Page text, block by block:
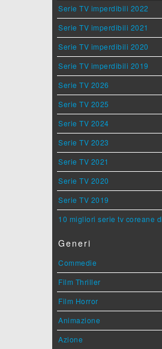
Serie TV imperdibili 2022
Serie TV imperdibili 2021
Serie TV imperdibili 2020
Serie TV imperdibili 2019
Serie TV 2026
Serie TV 2025
Serie TV 2024
Serie TV 2023
Serie TV 2021
Serie TV 2020
Serie TV 2019
10 migliori serie tv coreane
Generi
Commedie
Film Thriller
Film Horror
Animazione
Azione